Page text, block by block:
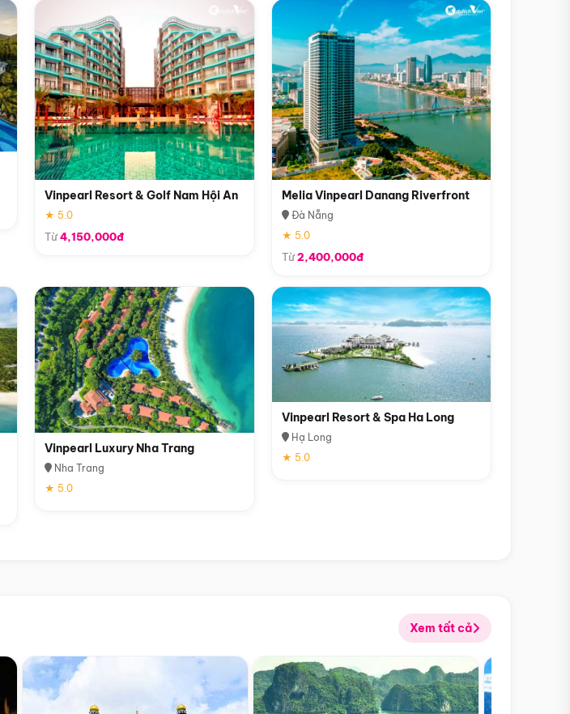
Vinpearl Resort & Golf Nam Hội An
★ 5.0
Từ4,150,000đ
Melia Vinpearl Danang Riverfront
Đà Nẵng
★ 5.0
Từ2,400,000đ
Vinpearl Luxury Nha Trang
Nha Trang
★ 5.0
Vinpearl Resort & Spa Ha Long
Hạ Long
★ 5.0
Xem tất cả